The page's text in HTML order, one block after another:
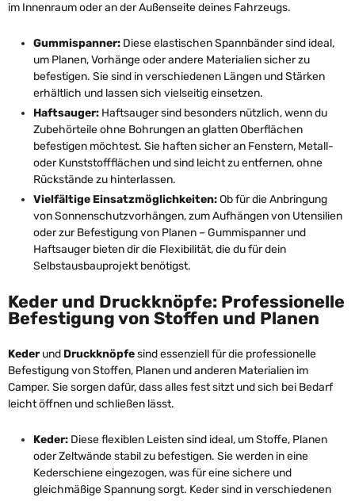
im Innenraum oder an der Außenseite deines Fahrzeugs.
Gummispanner: Diese elastischen Spannbänder sind ideal,
um Planen, Vorhänge oder andere Materialien sicher zu
befestigen. Sie sind in verschiedenen Längen und Stärken
erhältlich und lassen sich vielseitig einsetzen.
Haftsauger: Haftsauger sind besonders nützlich, wenn du
Zubehörteile ohne Bohrungen an glatten Oberflächen
befestigen möchtest. Sie haften sicher an Fenstern, Metall-
oder Kunststoffflächen und sind leicht zu entfernen, ohne
Rückstände zu hinterlassen.
Vielfältige Einsatzmöglichkeiten:Ob für die Anbringung
von Sonnenschutzvorhängen, zum Aufhängen von Utensilien
oder zur Befestigung von Planen – Gummispanner und
Haftsauger bieten dir die Flexibilität, die du für dein
Selbstausbauprojekt benötigst.
Keder und Druckknöpfe: Professionelle
Befestigung von Stoffen und Planen
Kederund Druckknöpfesind essenziell für die professionelle
Befestigung von Stoffen, Planen und anderen Materialien im
Camper. Sie sorgen dafür, dass alles fest sitzt und sich bei Bedarf
leicht öffnen und schließen lässt.
Keder: Diese flexiblen Leisten sind ideal, um Stoffe, Planen
oder Zeltwände stabil zu befestigen. Sie werden in eine
Kederschiene eingezogen, was für eine sichere und
gleichmäßige Spannung sorgt. Keder sind in verschiedenen